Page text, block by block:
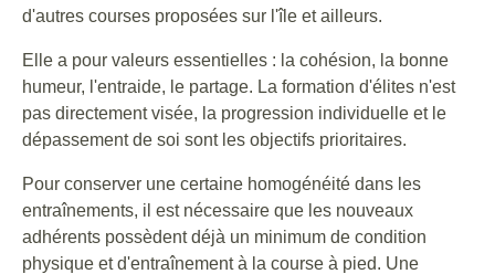
d'autres courses proposées sur l'île et ailleurs.
Elle a pour valeurs essentielles : la cohésion, la bonne
humeur, l'entraide, le partage. La formation d'élites n'est
pas directement visée, la progression individuelle et le
dépassement de soi sont les objectifs prioritaires.
Pour conserver une certaine homogénéité dans les
entraînements, il est nécessaire que les nouveaux
adhérents possèdent déjà un minimum de condition
physique et d'entraînement à la course à pied. Une